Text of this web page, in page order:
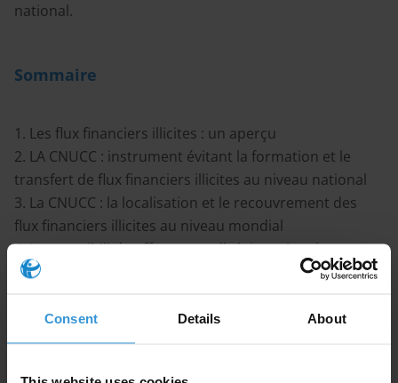
Consent Details About
national.
Sommaire
1. Les flux financiers illicites : un aperçu
2. LA CNUCC : instrument évitant la formation et le
transfert de flux financiers illicites au niveau national
3. La CNUCC : la localisation et le recouvrement des
flux financiers illicites au niveau mondial
4. Les possibilités offertes pardls lois nationales au
niveau international : l’exemple de la loi Dodd- Frank